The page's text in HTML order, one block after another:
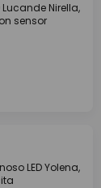
Nirella,
sensor
LED Yolena,